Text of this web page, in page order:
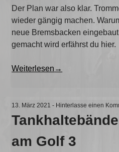
Der Plan war also klar.
wieder gängig machen.
neue Bremsbacken
gemacht wird erfährst du hier.
„Bremsbacken
Golf
3“
Weiterlesen →
13. März 2021 - Hinterlasse einen
am Golf 3